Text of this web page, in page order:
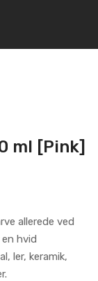
ml [Pink]
allerede ved
hvid
ler, keramik,